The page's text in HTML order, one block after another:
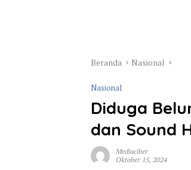
Beranda Nasional
Nasional
Diduga
dan Sound
Mediaciber
Oktober 15, 2024